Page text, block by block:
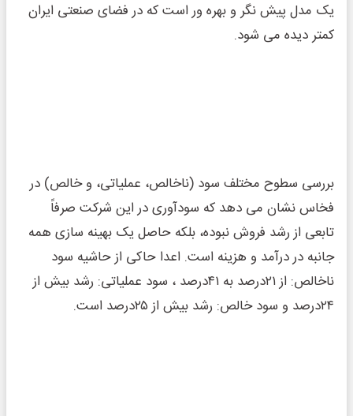
یک مدل پیش‌ نگر و بهره‌ ور است که در فضای صنعتی ایران
کمتر دیده می‌ شود.
بررسی سطوح مختلف سود (ناخالص، عملیاتی، و خالص) در
فخاس نشان می ‌دهد که سودآوری در این شرکت صرفاً
تابعی از رشد فروش نبوده، بلکه حاصل یک بهینه‌ سازی همه‌
جانبه در درآمد و هزینه است. اعدا حاکی از حاشیه سود
ناخالص: از ۲۱درصد به ۴۱درصد ، سود عملیاتی: رشد بیش از
۲۴درصد و سود خالص: رشد بیش از ۲۵درصد است.